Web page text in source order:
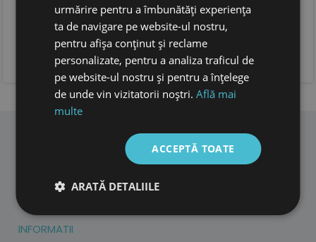
ADAUGA OPINIA TA
INFORMATII
urmărire pentru a îmbunătăți experiența
ta de navigare pe website-ul nostru,
pentru afișa conținut și reclame
personalizate, pentru a analiza traficul de
pe website-ul nostru și pentru a înțelege
de unde vin vizitatorii noștri.Află mai
multe
ACCEPTĂ TOATE
ARATĂ DETALIILE